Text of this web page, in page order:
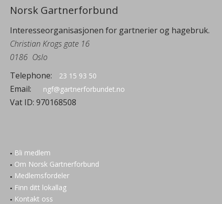
Norsk Gartnerforbund
Interesseorganisasjonen for gartnerier og hagebruk.
Christian Krogs gate 16
0186 Oslo
Telephone:
23 15 93 50
Email: ngf@gartnerforbundet.no
Vat ID: 970168508
Bli medlem
Om Norsk Gartnerforbund
Medlemsfordeler
Finn ditt lokallag
Kontakt oss